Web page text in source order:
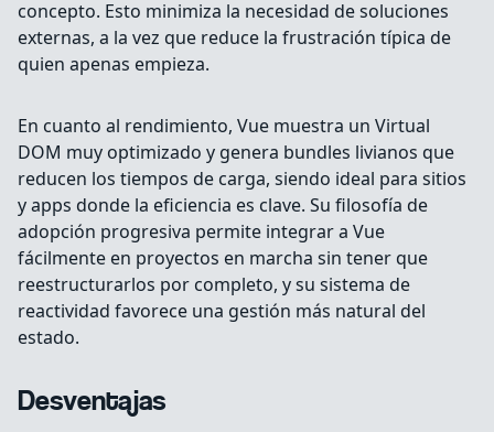
concepto. Esto minimiza la necesidad de soluciones
externas, a la vez que reduce la frustración típica de
quien apenas empieza.
En cuanto al rendimiento, Vue muestra un Virtual
DOM muy optimizado y genera bundles livianos que
reducen los tiempos de carga, siendo ideal para sitios
y apps donde la eficiencia es clave. Su filosofía de
adopción progresiva permite integrar a Vue
fácilmente en proyectos en marcha sin tener que
reestructurarlos por completo, y su sistema de
reactividad favorece una gestión más natural del
estado.
Desventajas